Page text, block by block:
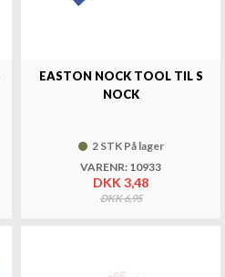
EASTON NOCK TOOL TIL S
NOCK
2 STK På lager
VARENR: 10933
DKK 3,48
DKK 6,95